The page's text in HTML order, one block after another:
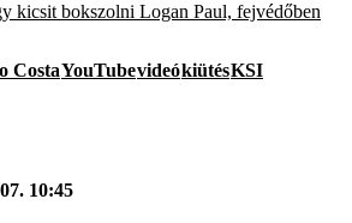
kicsit bokszolni Logan Paul, fejvédőben
CostaYouTubevideókiütésKSI
10:45